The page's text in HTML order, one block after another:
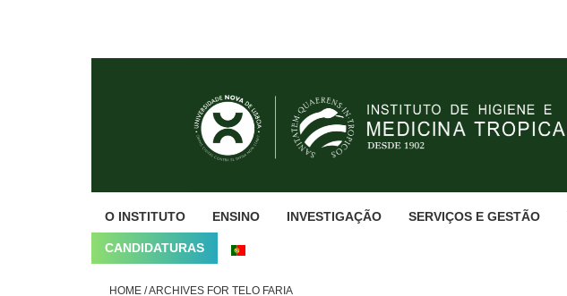
O INSTITUTO ENSINO INVESTIGAÇÃO SERVIÇOS E GESTÃO
CANDIDATURAS
HOME /ARCHIVES FOR TELO FARIA